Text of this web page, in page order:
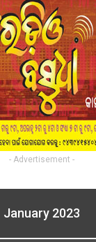
- Advertisement -
January 2023